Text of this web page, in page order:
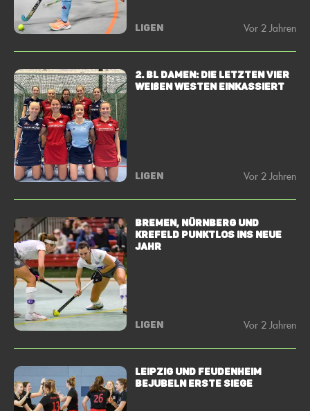
LIGEN Vor 2 Jahren
2. BL Damen: Die letzten vier
weißen Westen einkassiert
LIGEN Vor 2 Jahren
Bremen, Nürnberg und
Krefeld punktlos ins neue
Jahr
LIGEN Vor 2 Jahren
Leipzig und Feudenheim
bejubeln erste Siege